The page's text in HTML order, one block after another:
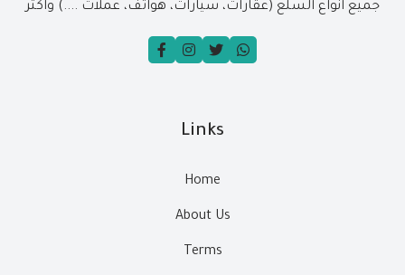
جميع انواع السلع (عقارات، سيارات، هواتف، عملات ....) واكثر
Links
Home
About Us
Terms